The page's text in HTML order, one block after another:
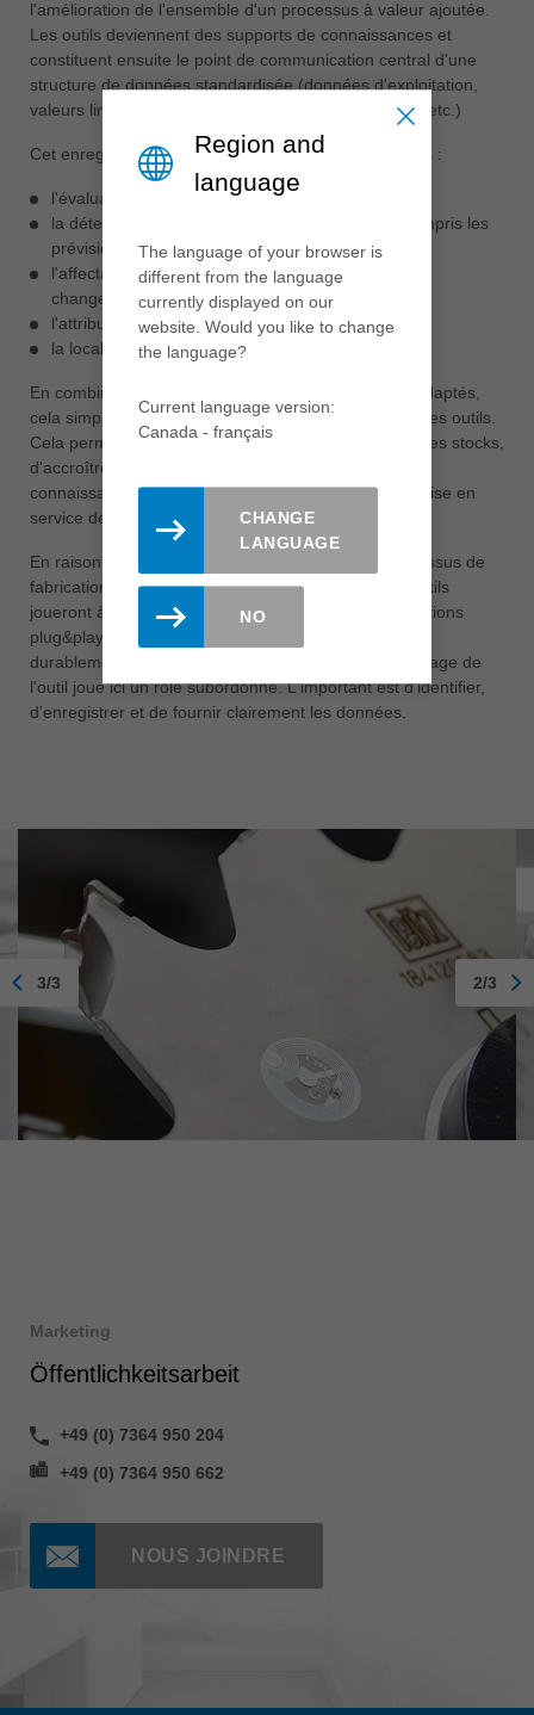
l'amélioration de l'ensemble d'un processus à valeur ajoutée.
Les outils deviennent des supports de connaissances et
constituent ensuite le point de communication central d'une
structure de données standardisée (données d'exploitation,
valeurs limites, historique, séquences de processus, etc.)
Cet enregistrement électronique permet, entre autres :
l'évaluation de l'état de l'outil (usure)
la détermination de la durée de vie restante, y compris les
prévisions de durée de vie des outils
l'affectation à la machine, y compris les cycles de
changement optimaux
l'attribution des paramètres de maintenance
la localisation de l'outil (tool tracking).
En combinaison avec le modèle de gestion d'outils adaptés,
cela simplifie également l'ensemble de la logistique des outils.
Cela permet d'augmenter la disponibilité, de réduire les stocks,
d'accroître la fiabilité des processus, d'acquérir des
connaissances sur les processus et de simplifier la mise en
service des outils.
En raison de la mise en réseau croissante des processus de
fabrication tout au long de la chaîne de valeur, les outils
joueront à l'avenir un rôle central et offriront des solutions
plug&play qui influencent, optimisent et sécurisent
durablement les processus de travail. Le type de codage de
l'outil joue ici un rôle subordonné. L'important est d'identifier,
d'enregistrer et de fournir clairement les données.
3/3 2/3
Marketing
Öffentlichkeitsarbeit
+49 (0) 7364 950 204
+49 (0) 7364 950 662
NOUS JOINDRE
Region and
language
The language of your browser is
different from the language
currently displayed on our
website. Would you like to change
the language?
Current language version:
Canada - français
CHANGE
LANGUAGE
NO